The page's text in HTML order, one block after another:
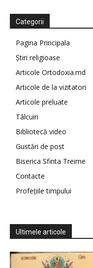
Categorii
Pagina Principala
Știri religioase
Articole Ortodoxia.md
Articole de la vizitatori
Articole preluate
Tâlcuiri
Bibliotecă video
Gustări de post
Biserica Sfinta Treime
Contacte
Profețiile timpului
Ultimele articole